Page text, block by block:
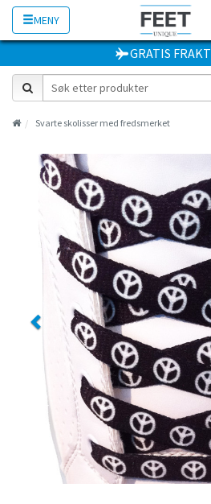
MENY
GRATIS FRAKT
Svarte skolisser med fredsmerket
Previous